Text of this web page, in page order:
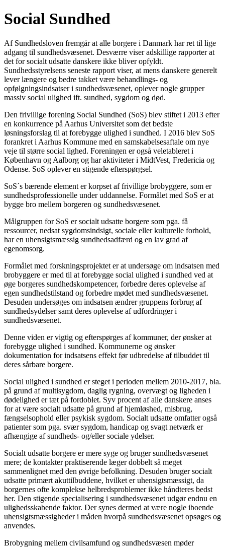
Social Sundhed
Af Sundhedsloven fremgår at alle borgere i Danmark har ret til lige
adgang til sundhedsvæsenet. Desværre viser adskillige rapporter at
det for socialt udsatte danskere ikke bliver opfyldt.
Sundhedsstyrelsens seneste rapport viser, at mens danskere generelt
lever længere og bedre takket være behandlings- og
opfølgningsindsatser i sundhedsvæsenet, oplever nogle grupper
massiv social ulighed ift. sundhed, sygdom og død.
Den frivillige forening Social Sundhed (SoS) blev stiftet i 2013 efter
en konkurrence på Aarhus Universitet som det bedste
løsningsforslag til at forebygge ulighed i sundhed. I 2016 blev SoS
forankret i Aarhus Kommune med en samskabelsesaftale om nye
veje til større social lighed. Foreningen er også veletableret i
København og Aalborg og har aktiviteter i MidtVest, Fredericia og
Odense. SoS oplever en stigende efterspørgsel.
SoS´s bærende element er korpset af frivillige brobyggere, som er
sundhedsprofessionelle under uddannelse. Formålet med SoS er at
bygge bro mellem borgeren og sundhedsvæsenet.
Målgruppen for SoS er socialt udsatte borgere som pga. få
ressourcer, nedsat sygdomsindsigt, sociale eller kulturelle forhold,
har en uhensigtsmæssig sundhedsadfærd og en lav grad af
egenomsorg.
Formålet med forskningsprojektet er at undersøge om indsatsen med
brobyggere er med til at forebygge social ulighed i sundhed ved at
øge borgeres sundhedskompetencer, forbedre deres oplevelse af
egen sundhedstilstand og forbedre mødet med sundhedsvæsenet.
Desuden undersøges om indsatsen ændrer gruppens forbrug af
sundhedsydelser samt deres oplevelse af udfordringer i
sundhedsvæsenet.
Denne viden er vigtig og efterspørges af kommuner, der ønsker at
forebygge ulighed i sundhed. Kommunerne og ønsker
dokumentation for indsatsens effekt før udbredelse af tilbuddet til
deres sårbare borgere.
Social ulighed i sundhed er steget i perioden mellem 2010-2017, bla.
på grund af multisygdom, daglig rygning, overvægt og ligheden i
dødelighed er tæt på fordoblet. Syv procent af alle danskere anses
for at være socialt udsatte på grund af hjemløshed, misbrug,
fængselsophold eller psykisk sygdom. Socialt udsatte omfatter også
patienter som pga. svær sygdom, handicap og svagt netværk er
afhængige af sundheds- og/eller sociale ydelser.
Socialt udsatte borgere er mere syge og bruger sundhedsvæsenet
mere; de kontakter praktiserende læger dobbelt så meget
sammenlignet med den øvrige befolkning. Desuden bruger socialt
udsatte primært akuttilbuddene, hvilket er uhensigtsmæssigt, da
borgernes ofte komplekse helbredsproblemer ikke håndteres bedst
her. Den stigende specialisering i sundhedsvæsenet udgør endnu en
ulighedsskabende faktor. Der synes dermed at være nogle iboende
uhensigtsmæssigheder i måden hvorpå sundhedsvæsenet opsøges og
anvendes.
Brobygning mellem civilsamfund og sundhedsvæsen møder